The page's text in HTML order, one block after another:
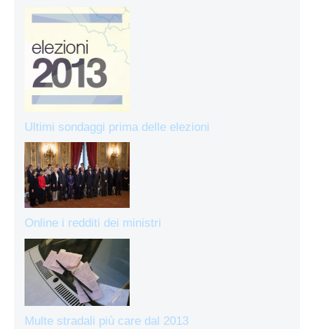
Ultimi sondaggi prima delle elezioni
Online i redditi dei ministri
Multe stradali più care dal 2013